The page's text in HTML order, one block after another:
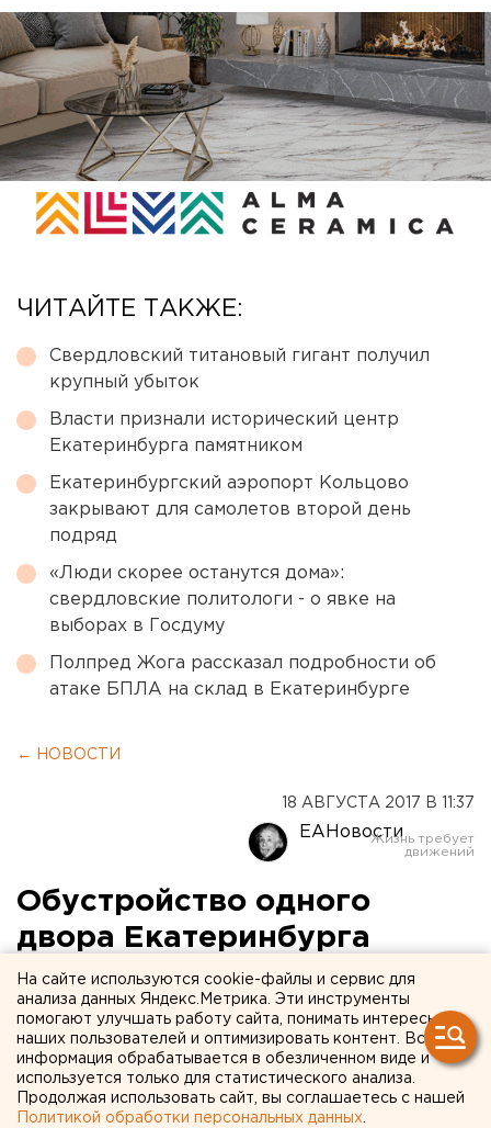
ЧИТАЙТЕ ТАКЖЕ:
Свердловский титановый гигант получил
крупный убыток
Власти признали исторический центр
Екатеринбурга памятником
Екатеринбургский аэропорт Кольцово
закрывают для самолетов второй день
подряд
«Люди скорее останутся дома»:
свердловские политологи - о явке на
выборах в Госдуму
Полпред Жога рассказал подробности об
атаке БПЛА на склад в Екатеринбурге
← НОВОСТИ
18 АВГУСТА 2017 В 11:37
ЕАНовости
Обустройство одного
двора Екатеринбурга
оценили в 3 миллиона
рублей
На сайте используются cookie-файлы и сервис для
анализа данных Яндекс.Метрика. Эти инструменты
помогают улучшать работу сайта, понимать интересы
наших пользователей и оптимизировать контент. Вся
информация обрабатывается в обезличенном виде и
используется только для статистического анализа.
Продолжая использовать сайт, вы соглашаетесь с нашей
Политикой обработки персональных данных